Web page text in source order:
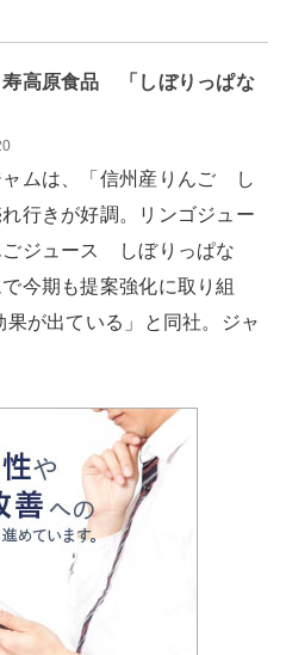
寿高原食品 「しぼりっぱな
ムは、「信州産りんご し
行きが好調。リンゴジュー
ごジュース しぼりっぱな
今期も提案強化に取り組
が出ている」と同社。ジャ